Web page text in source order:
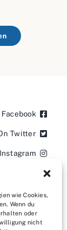
wie Cookies,
Wenn du
oder
nicht
Twitter
LinkedIn
Pinterest